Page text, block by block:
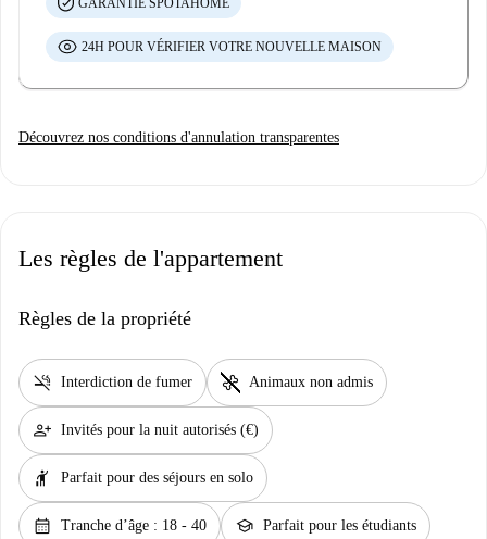
24H POUR VÉRIFIER VOTRE NOUVELLE MAISON
Découvrez nos conditions d'annulation transparentes
Les règles de l'appartement
Règles de la propriété
smoke_free Interdiction de fumer pet_supplies Animaux non admis
person_add Invités pour la nuit autorisés (€)
hail Parfait pour des séjours en solo
calendar_month Tranche d’âge : 18 - 40 school Parfait pour les étudiants